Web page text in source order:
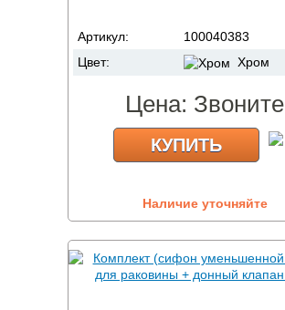
Артикул:
100040383
Цвет:
Хром
Цена: Звоните
КУПИТЬ
Наличие уточняйте